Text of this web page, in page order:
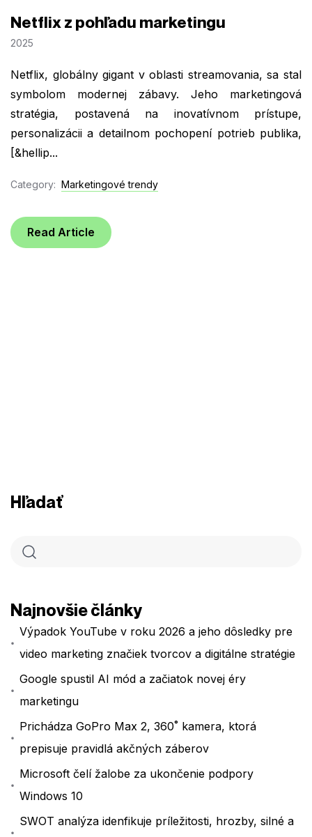
Netflix z pohľadu marketingu
2025
Netflix, globálny gigant v oblasti streamovania, sa stal
symbolom modernej zábavy. Jeho marketingová
stratégia, postavená na inovatívnom prístupe,
personalizácii a detailnom pochopení potrieb publika,
[&hellip...
Category: Marketingové trendy
Read Article
Hľadať
Najnovšie články
Výpadok YouTube v roku 2026 a jeho dôsledky pre
video marketing značiek tvorcov a digitálne stratégie
Google spustil AI mód a začiatok novej éry
marketingu
Prichádza GoPro Max 2, 360˚ kamera, ktorá
prepisuje pravidlá akčných záberov
Microsoft čelí žalobe za ukončenie podpory
Windows 10
SWOT analýza idenfikuje príležitosti, hrozby, silné a